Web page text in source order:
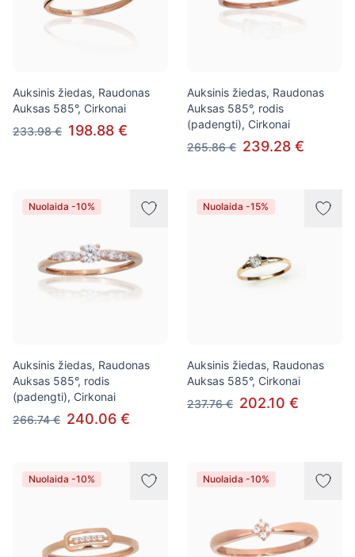
Auksinis žiedas, Raudonas
Auksas 585°, Cirkonai
233.98 € 198.88 €
Auksinis žiedas, Raudonas
Auksas 585°, rodis
(padengti), Cirkonai
265.86 € 239.28 €
Nuolaida -10%
Auksinis žiedas, Raudonas
Auksas 585°, rodis
(padengti), Cirkonai
266.74 € 240.06 €
Nuolaida -15%
Auksinis žiedas, Raudonas
Auksas 585°, Cirkonai
237.76 € 202.10 €
Nuolaida -10% Nuolaida -10%